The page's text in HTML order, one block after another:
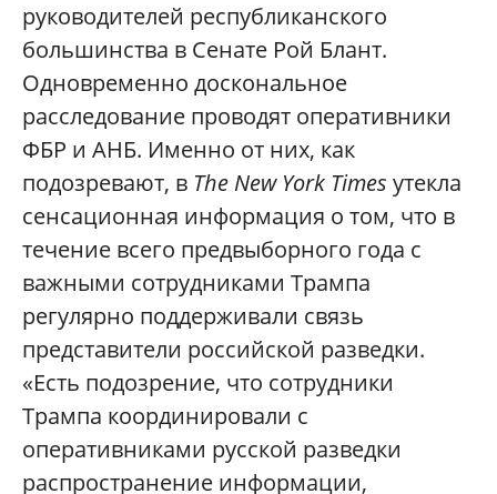
руководителей республиканского
большинства в Сенате Рой Блант.
Одновременно доскональное
расследование проводят оперативники
ФБР и АНБ. Именно от них, как
подозревают, в The New York Times утекла
сенсационная информация о том, что в
течение всего предвыборного года с
важными сотрудниками Трампа
регулярно поддерживали связь
представители российской разведки.
«Есть подозрение, что сотрудники
Трампа координировали с
оперативниками русской разведки
распространение информации,